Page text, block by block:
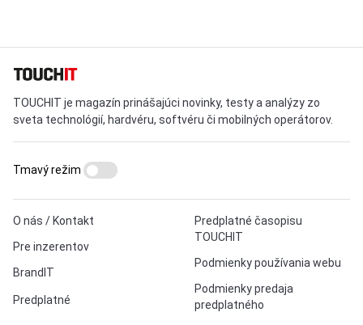
TOUCHIT je magazín prinášajúci novinky, testy a analýzy zo
sveta technológií, hardvéru, softvéru či mobilných operátorov.
O nás / Kontakt
Pre inzerentov
BrandIT
Predplatné
Predplatné časopisu
TOUCHIT
Podmienky používania webu
Podmienky predaja
predplatného
Tmavý režim